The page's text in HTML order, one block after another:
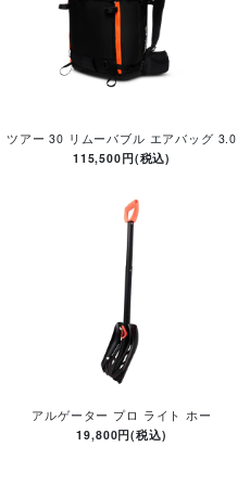
ツアー 30 リムーバブル エアバッグ 3.0
115,500円(税込)
アルゲーター プロ ライト ホー
19,800円(税込)